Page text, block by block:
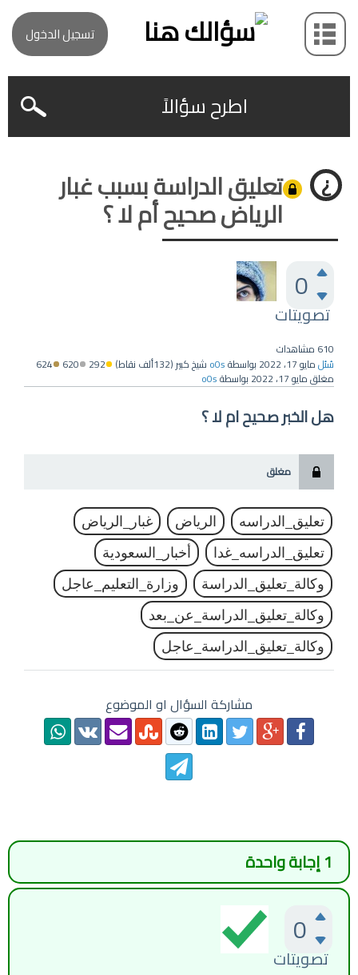
تسجيل الدخول
اطرح سؤالاً
تعليق الدراسة بسبب غبار
الرياض صحيح أم لا ؟
0
تصويتات
610 مشاهدات
سُئلمايو 17، 2022 بواسطةo0s شيخ كبير(132ألف نقاط) 292
620
624
مغلقمايو 17، 2022 بواسطةo0s
هل الخبر صحيح ام لا ؟
مغلق
تعليق_الدراسه الرياض
غبار_الرياض
تعليق_الدراسه_غدا
أخبار_السعودية
وكالة_تعليق_الدراسة
وزارة_التعليم_عاجل
وكالة_تعليق_الدراسة_عن_بعد
وكالة_تعليق_الدراسة_عاجل
مشاركة السؤال او الموضوع
1إجابة واحدة
0
تصويتات